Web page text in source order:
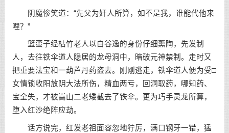
阴魔惨笑道：“先父为奸人所算，如不是我，谁能代他来
哩？”
篮蛮子经枯竹老人以白谷逸的身份仔细薰陶，先发制
人，去往铁伞道人隐居的龙母洞中，暗破元神禁制。走时又
把重要法宝和一葫芦丹药盗去。刚刚逃走，铁伞道人便为受□
女情锁收阳放阴大法所伤，精血两亏，回洞取药，哪知药、
宝全失，才被嵩山二老矮截去了铁伞。更为巧手灵龙所算，
堕入红沙绝阵应劫。
话方说完，红发老祖面容忽地狞厉，满口钢牙一错，猛